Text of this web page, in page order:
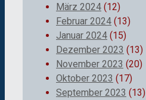
März 2024 (12)
Februar 2024 (13)
Januar 2024 (15)
Dezember 2023 (13)
November 2023 (20)
Oktober 2023 (17)
September 2023 (13)